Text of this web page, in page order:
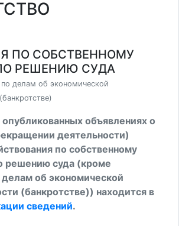
ПО СОБСТВЕННОМУ
РЕШЕНИЮ СУДА
делам об экономической
объявлениях о
деятельности)
по собственному
решению суда (кроме
об экономической
(банкротстве)) находится в
сведений.